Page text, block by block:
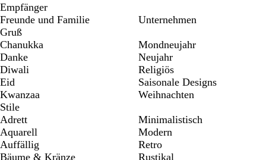
Empfänger
Freunde und Familie
Unternehmen
Gruß
Chanukka
Danke
Diwali
Eid
Kwanzaa
Mondneujahr
Neujahr
Religiös
Saisonale Designs
Weihnachten
Stile
Adrett
Aquarell
Auffällig
Bäume & Kränze
Minimalistisch
Modern
Retro
Rustikal